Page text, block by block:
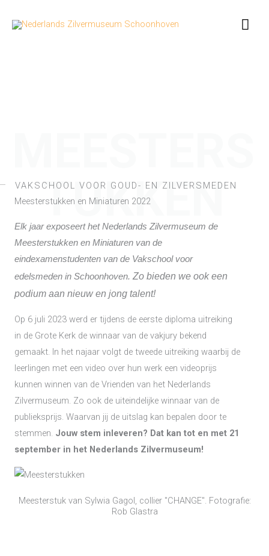
naar
TUKKEN
VAKSCHOOL VOOR GOUD- EN ZILVERSMEDEN
Meesterstukken en Miniaturen 2022
Elk jaar exposeert het Nederlands Zilvermuseum de
Meesterstukken en Miniaturen van de
eindexamenstudenten van de Vakschool voor
edelsmeden in Schoonhoven.Zo bieden we ook een
podium aan nieuw en jong talent!
Op 6 juli 2023 werd er tijdens de eerste diploma uitreiking
in de Grote Kerk de winnaar van de vakjury bekend
gemaakt. In het najaar volgt de tweede uitreiking waarbij de
leerlingen met een video over hun werk een videoprijs
kunnen winnen van de Vrienden van het Nederlands
Zilvermuseum. Zo ook de uiteindelijke winnaar van de
publieksprijs. Waarvan jij de uitslag kan bepalen door te
stemmen. Jouw stem inleveren? Dat kan tot en met 21
september in het Nederlands Zilvermuseum!
Meesterstuk van Sylwia Gagol, collier "CHANGE". Fotografie:
Rob Glastra